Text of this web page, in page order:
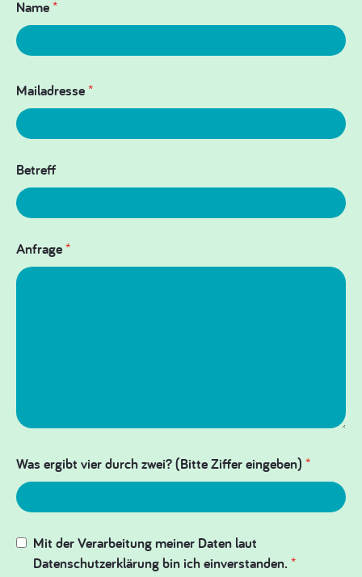
Name*
Mailadresse*
Betreff
Anfrage*
Was ergibt vier durch zwei? (Bitte Ziffer eingeben) *
Mit der Verarbeitung meiner Daten laut
Datenschutzerklärung bin ich einverstanden. *